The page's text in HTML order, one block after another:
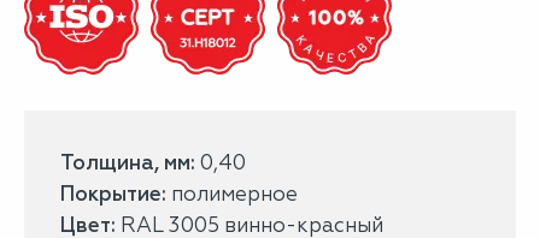
Толщина, мм: 0,40
Покрытие: полимерное
Цвет: RAL 3005 винно-красный